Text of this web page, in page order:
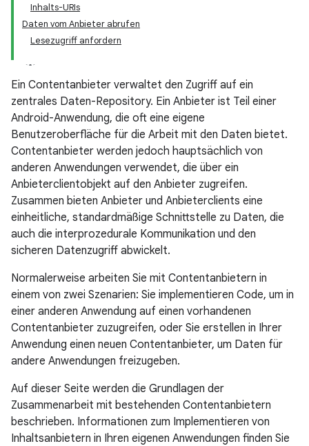
Inhalts-URIs
Daten vom Anbieter abrufen
Lesezugriff anfordern
Ein Contentanbieter verwaltet den Zugriff auf ein
zentrales Daten-Repository. Ein Anbieter ist Teil einer
Android-Anwendung, die oft eine eigene
Benutzeroberfläche für die Arbeit mit den Daten bietet.
Contentanbieter werden jedoch hauptsächlich von
anderen Anwendungen verwendet, die über ein
Anbieterclientobjekt auf den Anbieter zugreifen.
Zusammen bieten Anbieter und Anbieterclients eine
einheitliche, standardmäßige Schnittstelle zu Daten, die
auch die interprozedurale Kommunikation und den
sicheren Datenzugriff abwickelt.
Normalerweise arbeiten Sie mit Contentanbietern in
einem von zwei Szenarien: Sie implementieren Code, um in
einer anderen Anwendung auf einen vorhandenen
Contentanbieter zuzugreifen, oder Sie erstellen in Ihrer
Anwendung einen neuen Contentanbieter, um Daten für
andere Anwendungen freizugeben.
Auf dieser Seite werden die Grundlagen der
Zusammenarbeit mit bestehenden Contentanbietern
beschrieben. Informationen zum Implementieren von
Inhaltsanbietern in Ihren eigenen Anwendungen finden Sie